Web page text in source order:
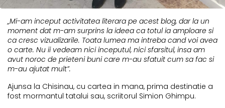
„Mi-am inceput activitatea literara pe acest blog, dar la un
moment dat m-am surprins la ideea ca totul ia amploare si
ca cresc vizualizarile. Toata lumea ma intreba cand voi avea
o carte. Nu ii vedeam nici inceputul, nici sfarsitul, insa am
avut noroc de prieteni buni care m-au sfatuit cum sa fac si
m-au ajutat mult”.
Ajunsa la Chisinau, cu cartea in mana, prima destinatie a
fost mormantul tatalui sau, scriitorul Simion Ghimpu.